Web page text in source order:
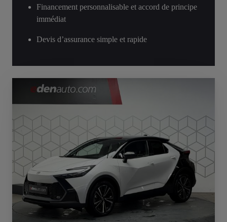
Financement personnalisable et accord de principe
immédiat
Devis d’assurance simple et rapide